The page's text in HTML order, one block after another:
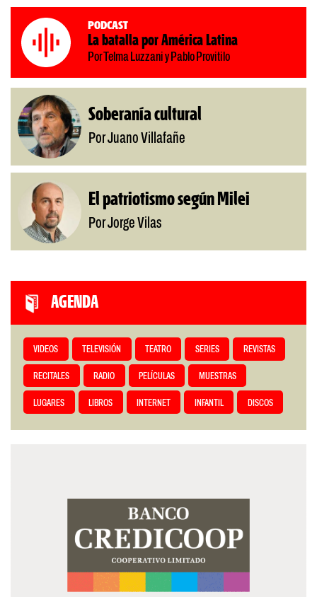
Podcast
La batalla por América Latina
Por Telma Luzzani y Pablo Provitilo
Soberanía cultural
Por Juano Villafañe
El patriotismo según Milei
Por Jorge Vilas
AGENDA
VIDEOS TELEVISIÓN TEATRO SERIES REVISTAS
RECITALES RADIO PELÍCULAS MUESTRAS
LUGARES LIBROS INTERNET INFANTIL DISCOS